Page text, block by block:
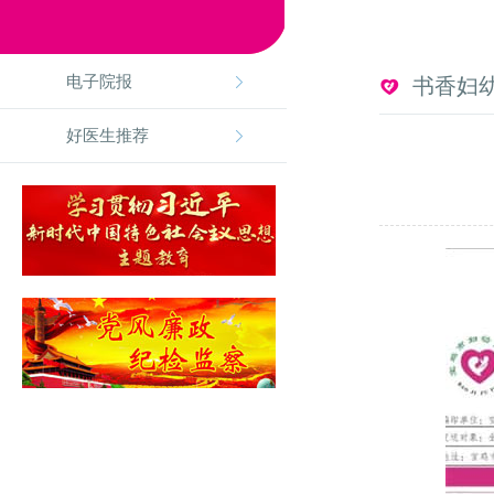
电子院报
好医生推荐
书香妇